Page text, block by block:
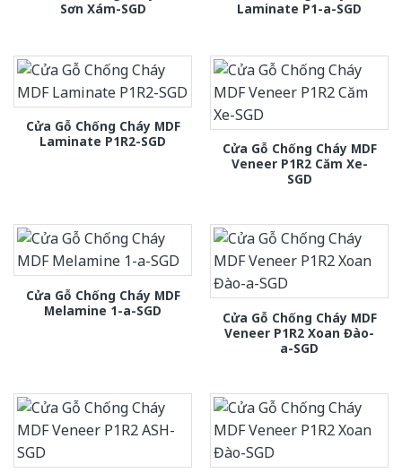
Sơn Xám-SGD
Laminate P1-a-SGD
Cửa Gỗ Chống Cháy MDF
Laminate P1R2-SGD
Cửa Gỗ Chống Cháy MDF
Veneer P1R2 Căm Xe-
SGD
Cửa Gỗ Chống Cháy MDF
Melamine 1-a-SGD
Cửa Gỗ Chống Cháy MDF
Veneer P1R2 Xoan Đào-
a-SGD